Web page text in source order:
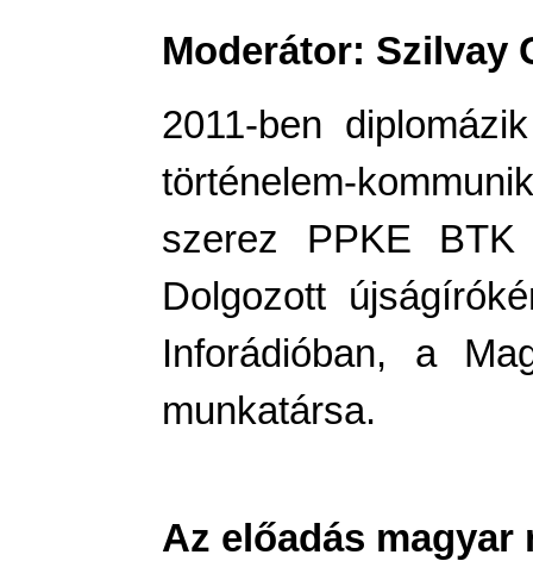
Moderátor: Szilvay
2011-ben
történelem-
szerez PPKE BTK
Dolgozott
Inforádióban, a
munkatársa.
Az előadás